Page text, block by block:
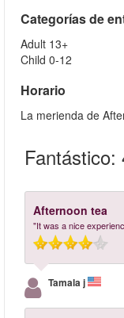
Categorías de
Adult 13+
Child 0-12
Horario
La merienda de
Fantástico:
Afternoon tea
"It was a nice
Tamala j